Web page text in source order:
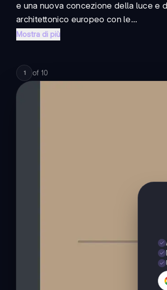
e una nuova concezione della luce e
architettonico europeo con le...
Mostra di più
1 of 10